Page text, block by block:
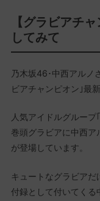
【グラビアチ
してみて
乃木坂46･中西アルノ
ビアチャンピオン｣最
人気アイドルグルー
巻頭グラビアに中西
が登場しています。
キュートなグラビア
付録として付いてく